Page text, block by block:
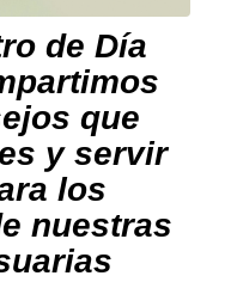
de Día
que
y servir
los
nuestras